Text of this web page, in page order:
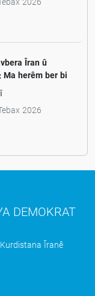
2026
Îran û
Ma herêm ber bi
yan jî ber bi
2026
DEMOKRAT
Îranê